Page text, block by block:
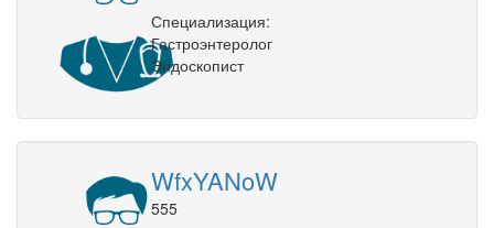
Специализация:
Гастроэнтеролог
Эндоскопист
WfxYANoW
555